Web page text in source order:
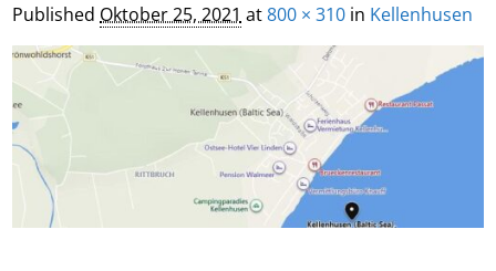
Published Oktober 25, 2021 at800 × 310 in Kellenhusen